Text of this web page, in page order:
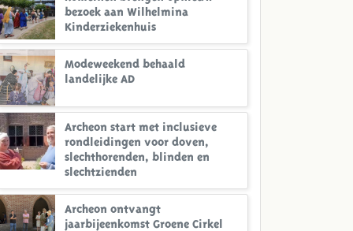
bezoek aan Wilhelmina
Kinderziekenhuis
Modeweekend behaald
landelijke AD
Archeon start met inclusieve
rondleidingen voor doven,
slechthorenden, blinden en
slechtzienden
Archeon ontvangt
jaarbijeenkomst Groene Cirkel